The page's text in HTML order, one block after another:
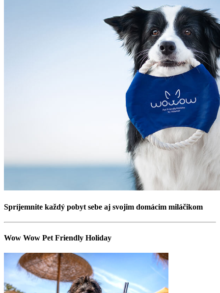
Spríjemnite každý pobyt sebe aj svojim domácim miláčikom
Wow Wow Pet Friendly Holiday